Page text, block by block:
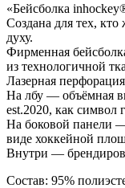
«Бейсболка
Создана для тех,
духу.
Фирменная
из технологичной
Лазерная
На лбу — объёмная
est.2020, как символ
На боковой панели
виде хоккейной
Внутри —
Состав: 95%